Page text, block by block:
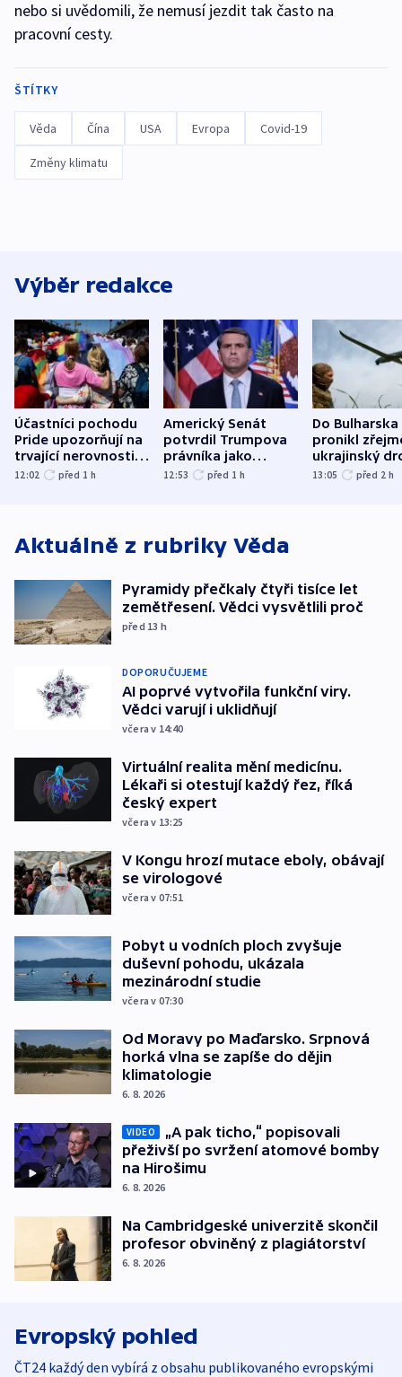
nebo si uvědomili, že nemusí jezdit tak často na
pracovní cesty.
ŠTÍTKY
Věda Čína USA Evropa Covid-19
Změny klimatu
Výběr redakce
Účastníci pochodu
Pride upozorňují na
trvající nerovnosti i
společenskou
12:02 před 1 h
Americký Senát
potvrdil Trumpova
právníka jako
ministra
12:53 před 1 h
Do Bulharska
pronikl
ukrajinský
explodoval
13:05 před 2 h
Aktuálně z rubriky Věda
Pyramidy přečkaly čtyři tisíce let
zemětřesení. Vědci vysvětlili proč
před 13 h
DOPORUČUJEME
AI poprvé vytvořila funkční viry.
Vědci varují i uklidňují
včera v 14:40
Virtuální realita mění medicínu.
Lékaři si otestují každý řez, říká
český expert
včera v 13:25
V Kongu hrozí mutace eboly, obávají
se virologové
včera v 07:51
Pobyt u vodních ploch zvyšuje
duševní pohodu, ukázala
mezinárodní studie
včera v 07:30
Od Moravy po Maďarsko. Srpnová
horká vlna se zapíše do dějin
klimatologie
6. 8. 2026
VIDEO
„A pak ticho,“ popisovali
přeživší po svržení atomové bomby
na Hirošimu
6. 8. 2026
Na Cambridgeské univerzitě skončil
profesor obviněný z plagiátorství
6. 8. 2026
Evropský pohled
ČT24 každý den vybírá z obsahu publikovaného evropskými